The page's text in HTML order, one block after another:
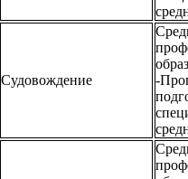
Судовождение
-